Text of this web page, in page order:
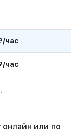
час
час
онлайн или по